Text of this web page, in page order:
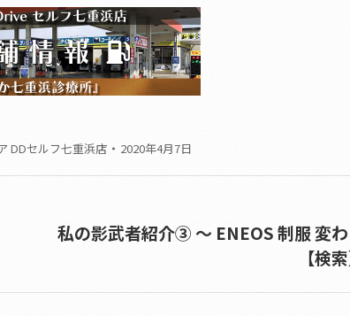
DDセルフ七重浜店 2020年4月7日
Next
私の影武者紹介③ ～ ENEOS 制服 変
【検